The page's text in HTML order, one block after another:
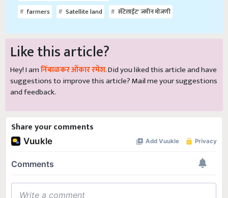
farmers
Satellite land सॅटेलाईट' जमीन मोजणी
Like this article?
Hey! I amनिंबाळकर ओंकार रमेश. Did you liked this article and have
suggestions to improve this article?Mailme your suggestions
and feedback.
Share your comments